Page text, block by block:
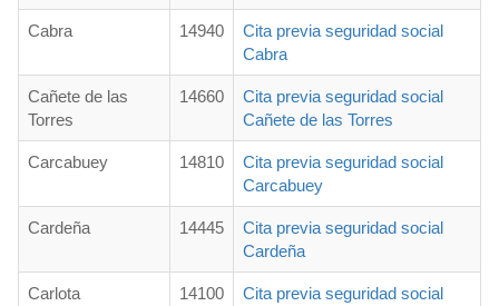
Cabra 14940
Cita previa seguridad social
Cabra
Cañete de las
Torres
14660
Cita previa seguridad social
Cañete de las Torres
Carcabuey 14810
Cita previa seguridad social
Carcabuey
Cardeña 14445
Cita previa seguridad social
Cardeña
Carlota 14100
Cita previa seguridad social